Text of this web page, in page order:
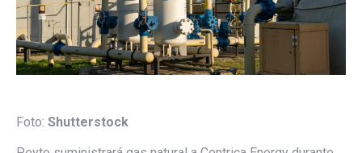
Foto: Shutterstock